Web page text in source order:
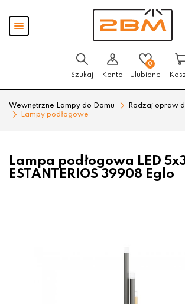
Pokaż
menu
Szukaj Konto
0
Ulubione
Wewnętrzne Lampy do Domu
Rodzaj opraw
Lampy podłogowe
Lampa podłogowa LED
ESTANTERIOS 39908 Eglo